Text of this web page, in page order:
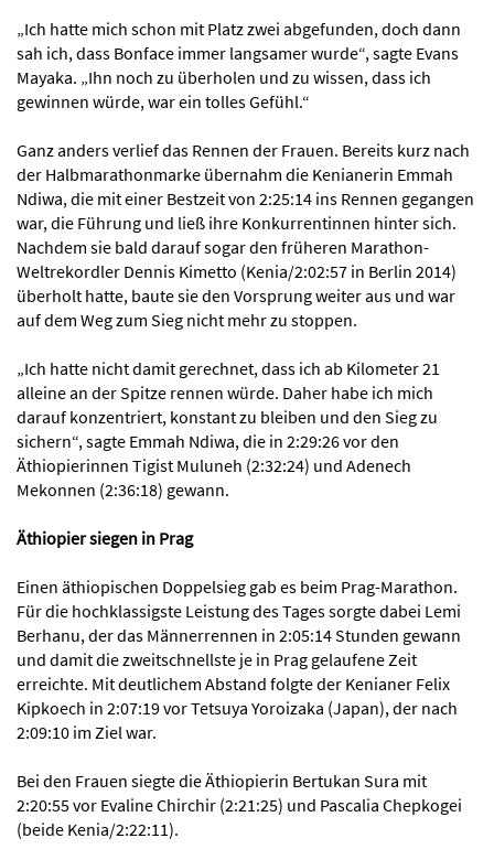
„Ich hatte mich schon mit Platz zwei abgefunden, doch dann
sah ich, dass Bonface immer langsamer wurde“, sagte Evans
Mayaka. „Ihn noch zu überholen und zu wissen, dass ich
gewinnen würde, war ein tolles Gefühl.“
Ganz anders verlief das Rennen der Frauen. Bereits kurz nach
der Halbmarathonmarke übernahm die Kenianerin Emmah
Ndiwa, die mit einer Bestzeit von 2:25:14 ins Rennen gegangen
war, die Führung und ließ ihre Konkurrentinnen hinter sich.
Nachdem sie bald darauf sogar den früheren Marathon-
Weltrekordler Dennis Kimetto (Kenia/2:02:57 in Berlin 2014)
überholt hatte, baute sie den Vorsprung weiter aus und war
auf dem Weg zum Sieg nicht mehr zu stoppen.
„Ich hatte nicht damit gerechnet, dass ich ab Kilometer 21
alleine an der Spitze rennen würde. Daher habe ich mich
darauf konzentriert, konstant zu bleiben und den Sieg zu
sichern“, sagte Emmah Ndiwa, die in 2:29:26 vor den
Äthiopierinnen Tigist Muluneh (2:32:24) und Adenech
Mekonnen (2:36:18) gewann.
Äthiopier siegen in Prag
Einen äthiopischen Doppelsieg gab es beim Prag-Marathon.
Für die hochklassigste Leistung des Tages sorgte dabei Lemi
Berhanu, der das Männerrennen in 2:05:14 Stunden gewann
und damit die zweitschnellste je in Prag gelaufene Zeit
erreichte. Mit deutlichem Abstand folgte der Kenianer Felix
Kipkoech in 2:07:19 vor Tetsuya Yoroizaka (Japan), der nach
2:09:10 im Ziel war.
Bei den Frauen siegte die Äthiopierin Bertukan Sura mit
2:20:55 vor Evaline Chirchir (2:21:25) und Pascalia Chepkogei
(beide Kenia/2:22:11).